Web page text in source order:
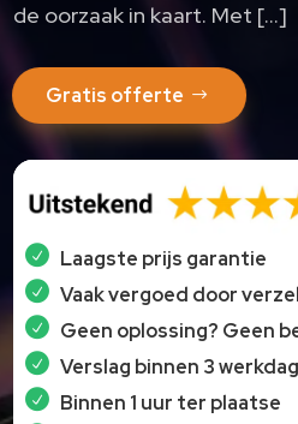
de oorzaak in kaart. Met […]
Gratis offerte
Laagste prijs garantie
Vaak vergoed door
Geen oplossing? Geen
Verslag binnen 3
Binnen 1 uur ter plaatse